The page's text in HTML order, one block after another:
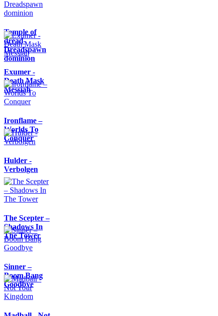
Temple of
dread-
Dreadspawn
dominion
Exumer -
Death Mask
Messiah
Ironflame –
Worlds To
Conquer
Hulder -
Verbolgen
The Scepter –
Shadows In
The Tower
Sinner –
Boom Bang
Goodbye